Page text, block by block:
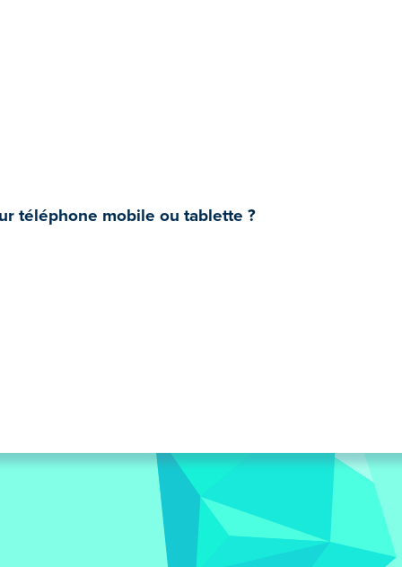
téléphone mobile ou tablette ?